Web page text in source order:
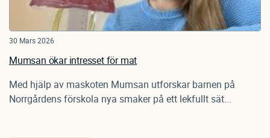
30 Mars 2026
Mumsan ökar intresset för mat
Med hjälp av maskoten Mumsan utforskar barnen på
Norrgårdens förskola nya smaker på ett lekfullt sät...